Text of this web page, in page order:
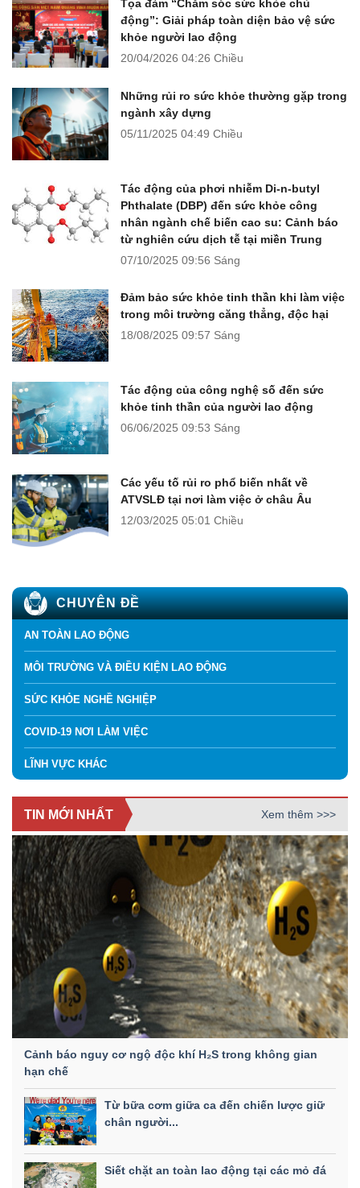
Tọa đàm “Chăm sóc sức khỏe chủ
động”: Giải pháp toàn diện bảo vệ sức
khỏe người lao động
20/04/2026 04:26 Chiều
Những rủi ro sức khỏe thường gặp trong
ngành xây dựng
05/11/2025 04:49 Chiều
Tác động của phơi nhiễm Di-n-butyl
Phthalate (DBP) đến sức khỏe công
nhân ngành chế biến cao su: Cảnh báo
từ nghiên cứu dịch tễ tại miền Trung
07/10/2025 09:56 Sáng
Đảm bảo sức khỏe tinh thần khi làm việc
trong môi trường căng thẳng, độc hại
18/08/2025 09:57 Sáng
Tác động của công nghệ số đến sức
khỏe tinh thần của người lao động
06/06/2025 09:53 Sáng
Các yếu tố rủi ro phổ biến nhất về
ATVSLĐ tại nơi làm việc ở châu Âu
12/03/2025 05:01 Chiều
CHUYÊN ĐỀ
AN TOÀN LAO ĐỘNG
MÔI TRƯỜNG VÀ ĐIỀU KIỆN LAO ĐỘNG
SỨC KHỎE NGHỀ NGHIỆP
COVID-19 NƠI LÀM VIỆC
LĨNH VỰC KHÁC
TIN MỚI NHẤT Xem thêm >>>
Cảnh báo nguy cơ ngộ độc khí H₂S trong không gian
hạn chế
Từ bữa cơm giữa ca đến chiến lược giữ
chân người...
Siết chặt an toàn lao động tại các mỏ đá